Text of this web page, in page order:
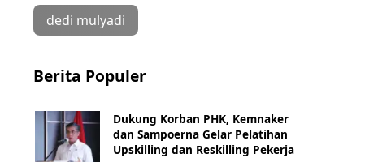
dedi mulyadi
Berita Populer
Dukung Korban PHK, Kemnaker
dan Sampoerna Gelar Pelatihan
Upskilling dan Reskilling Pekerja